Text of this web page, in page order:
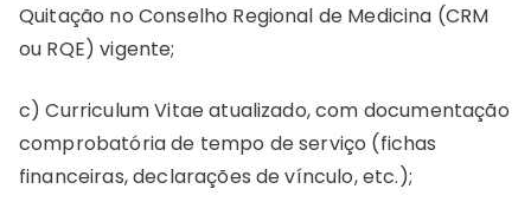
Quitação no Conselho Regional de Medicina (CRM
ou RQE) vigente;
c) Curriculum Vitae atualizado, com documentação
comprobatória de tempo de serviço (fichas
financeiras, declarações de vínculo, etc.);